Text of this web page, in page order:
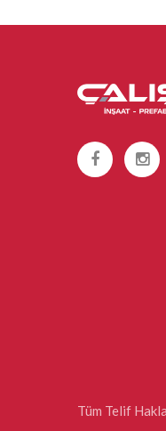
Tüm Telif